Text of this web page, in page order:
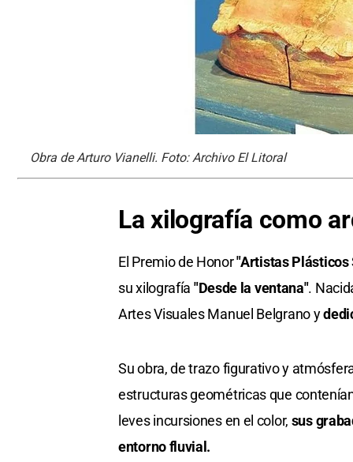
Obra de Arturo Vianelli. Foto: Archivo El Litoral
La xilografía como
El Premio de Honor"Artistas Plásticos
su xilografía "Desde la ventana".
Artes Visuales Manuel Belgrano y
Su obra, de trazo figurativo y
estructuras geométricas que
leves incursiones en el color, sus
entorno fluvial.